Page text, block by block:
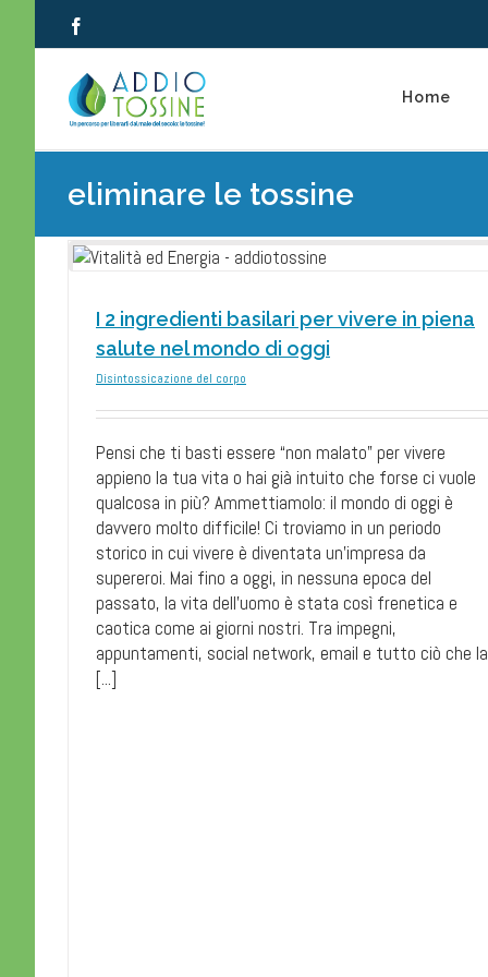
Home
eliminare le tossine
I 2 ingredienti basilari per vivere in piena
salute nel mondo di oggi
Disintossicazione del corpo
Pensi che ti basti essere “non malato” per vivere
appieno la tua vita o hai già intuito che forse ci vuole
qualcosa in più? Ammettiamolo: il mondo di oggi è
davvero molto difficile! Ci troviamo in un periodo
storico in cui vivere è diventata un’impresa da
supereroi. Mai fino a oggi, in nessuna epoca del
passato, la vita dell’uomo è stata così frenetica e
caotica come ai giorni nostri. Tra impegni,
appuntamenti, social network, email e tutto ciò che la
[...]
Zuppe Detox ? Vediamo
qualche ricetta facile,
Disintossicazione del corpo